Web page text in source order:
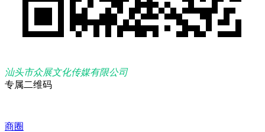
汕头市众展文化传媒有限公司
专属二维码
商圈